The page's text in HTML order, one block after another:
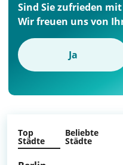
Sind Sie zufrieden
Wir freuen uns von
Ja
Top
Städte
Beliebte
Städte